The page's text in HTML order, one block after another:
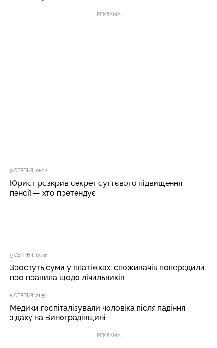
РЕКЛАМА
9 СЕРПНЯ, 08:12
Юрист розкрив секрет суттєвого підвищення
пенсії — хто претендує
9 СЕРПНЯ, 05:30
Зростуть суми у платіжках: споживачів попередили
про правила щодо лічильників
8 СЕРПНЯ, 21:56
Медики госпіталізували чоловіка після падіння
з даху на Виноградівщині
РЕКЛАМА